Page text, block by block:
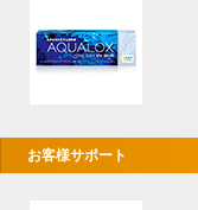
お客様サポート